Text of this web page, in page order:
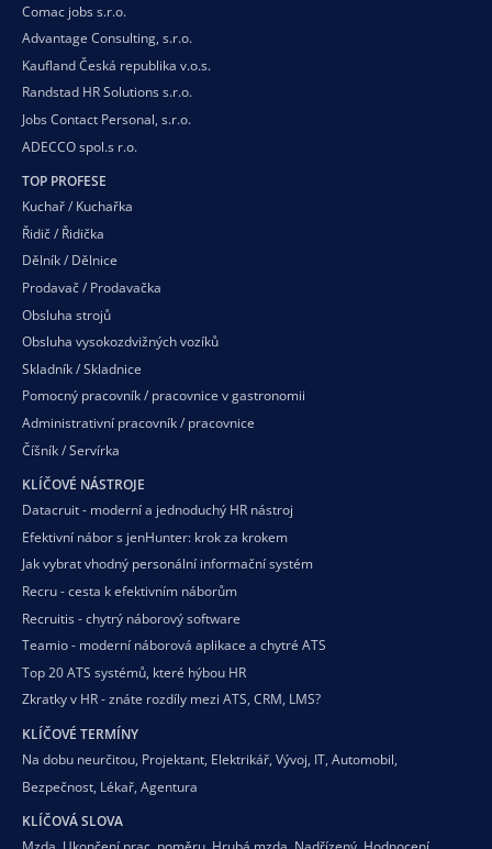
Comac jobs s.r.o.
Advantage Consulting, s.r.o.
Kaufland Česká republika v.o.s.
Randstad HR Solutions s.r.o.
Jobs Contact Personal, s.r.o.
ADECCO spol.s r.o.
TOP PROFESE
Kuchař / Kuchařka
Řidič / Řidička
Dělník / Dělnice
Prodavač / Prodavačka
Obsluha strojů
Obsluha vysokozdvižných vozíků
Skladník / Skladnice
Pomocný pracovník / pracovnice v gastronomii
Administrativní pracovník / pracovnice
Číšník / Servírka
KLÍČOVÉ NÁSTROJE
Datacruit - moderní a jednoduchý HR nástroj
Efektivní nábor s jenHunter: krok za krokem
Jak vybrat vhodný personální informační systém
Recru - cesta k efektivním náborům
Recruitis - chytrý náborový software
Teamio - moderní náborová aplikace a chytré ATS
Top 20 ATS systémů, které hýbou HR
Zkratky v HR - znáte rozdíly mezi ATS, CRM, LMS?
KLÍČOVÉ TERMÍNY
Na dobu neurčitou, Projektant, Elektrikář, Vývoj, IT, Automobil,
Bezpečnost, Lékař, Agentura
KLÍČOVÁ SLOVA